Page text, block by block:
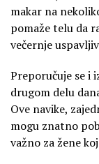
makar na
pomaže telu da
večernje
Preporučuje se i
drugom delu
Ove navike,
mogu znatno
važno za žene